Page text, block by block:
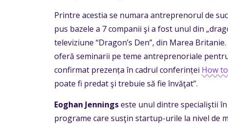
Printre acestia se numara antreprenorul de
pus bazele a 7 companii şi a fost unul din
televiziune “Dragon’s Den”, din Marea
oferă seminarii pe teme antreprenoriale
confirmat prezența în cadrul conferinței How
poate fi predat şi trebuie să fie învăţat”.
Eoghan Jenningseste unul dintre specialiştii
programe care susţin startup-urile la nivel de